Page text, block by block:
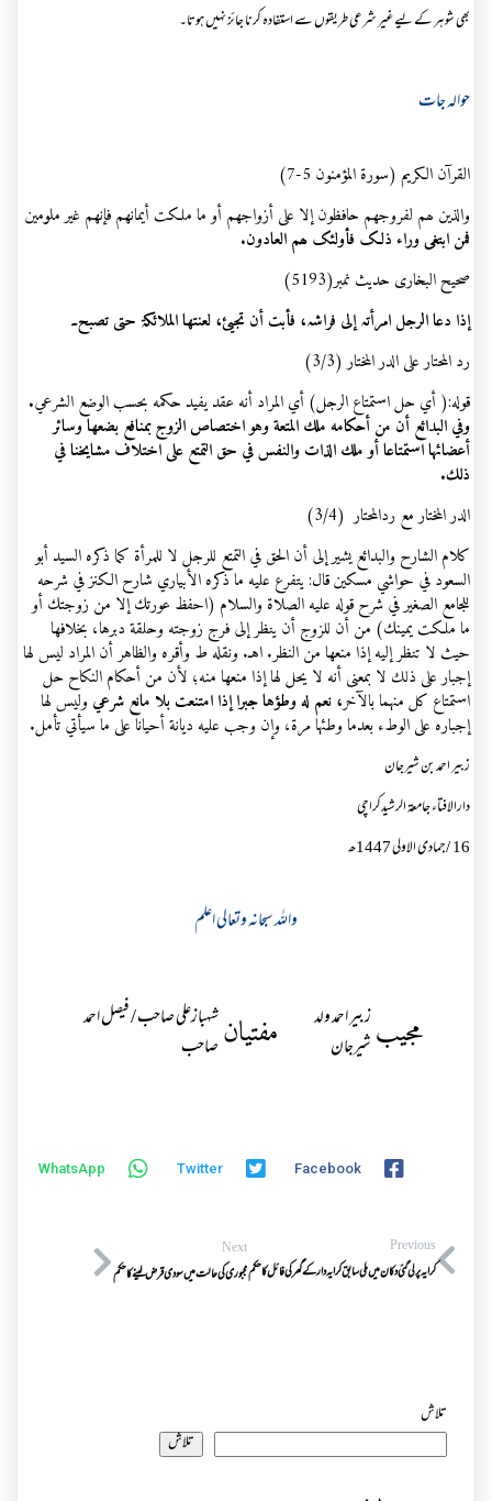
بھی شوہر کے لیے غیر شرعی طریقوں سے استفادہ کرنا جائز نہیں ہوتا۔
حوالہ جات
القرآن الکریم (سورۃ المؤمنون 5-7)
والذین ھم لفروجھم حافظون إلا علی أزواجھم أو ما ملکت أیمانھم فإنھم غیر ملومین
فمن ابتغی وراء ذلک فأولئک ھم العادون.
صحیح البخاری حدیث نمبر(5193)
إذا دعا الرجل امرأتہ إلی فراشہ، فأبت أن تجیئ، لعنتھا الملائکۃ حتی تصبح۔
رد المحتار علی الدر المختار (3/3)
قوله:( أي حل استمتاع الرجل) أي المراد أنه عقد يفيد حكمه بحسب الوضع الشرعي.
وفي البدائع أن من أحكامه ملك المتعة وهو اختصاص الزوج بمنافع بضعها وسائر
أعضائها استمتاعا أو ملك الذات والنفس في حق التمتع على اختلاف مشايخنا في
ذلك.
الدر المختار مع ردالمحتار (3/4)
كلام الشارح والبدائع يشير إلى أن الحق في التمتع للرجل لا للمرأة كما ذكره السيد أبو
السعود في حواشي مسكين قال: يتفرع عليه ما ذكره الأبياري شارح الكنز في شرحه
للجامع الصغير في شرح قوله عليه الصلاة والسلام (احفظ عورتك إلا من زوجتك أو
ما ملكت يمينك) من أن للزوج أن ينظر إلى فرج زوجته وحلقة دبرها، بخلافها
حيث لا تنظر إليه إذا منعها من النظر. اهـ. ونقله ط وأقره والظاهر أن المراد ليس لها
إجبار على ذلك لا بمعنى أنه لا يحل لها إذا منعها منه؛ لأن من ‌أحكام ‌النكاح حل
استمتاع كل منهما بالآخر، نعم له وطؤها جبرا إذا امتنعت بلا مانع شرعي وليس لها
إجباره على الوطء بعدما وطئها مرة، وإن وجب عليه ديانة أحيانا على ما سيأتي تأمل.
زبیر احمد بن شیرجان
دارالافتاء جامعة الرشیدکراچی
16/جمادی الاولی 1447ھ
واللہ سبحانہ وتعالی اعلم
مجیبزبیر احمد ولد
شیرجان
مفتیانشہبازعلی صاحب / فیصل احمد
صاحب
Facebook
Twitter
WhatsApp
Previous
کرایہ پرلی گئی دکان میں ملی سابق کرایہ دارکے گھر کی فائل کاحکم
Next
مجبوری کی حالت میں سودی قرض لینے کا حکم
تلاش
تلاش